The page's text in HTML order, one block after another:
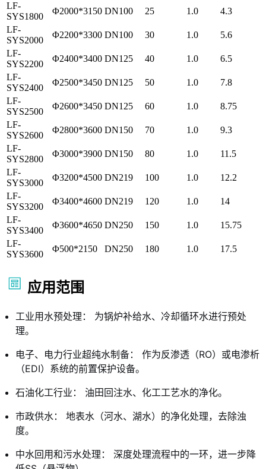
LF-
SYS1800
Φ2000*3150 DN100 25 1.0
4.3
LF-
SYS2000
Φ2200*3300 DN100 30 1.0
5.6
LF-
SYS2200
Φ2400*3400 DN125 40 1.0
6.5
LF-
SYS2400
Φ2500*3450 DN125 50 1.0
7.8
LF-
SYS2500
Φ2600*3450 DN125 60 1.0
8.75
LF-
SYS2600
Φ2800*3600 DN150 70 1.0
9.3
LF-
SYS2800
Φ3000*3900 DN150 80 1.0
11.5
LF-
SYS3000
Φ3200*4500 DN219 100 1.0
12.2
LF-
SYS3200
Φ3400*4600 DN219 120 1.0
14
LF-
SYS3400
Φ3600*4650 DN250 150 1.0
15.75
LF-
SYS3600
Φ500*2150 DN250 180 1.0 17.5
应用范围
工业用水预处理： 为锅炉补给水、冷却循环水进行预处
理。
电子、电力行业超纯水制备： 作为反渗透（RO）或电渗析
（EDI）系统的前置保护设备。
石油化工行业： 油田回注水、化工工艺水的净化。
市政供水： 地表水（河水、湖水）的净化处理，去除浊
度。
中水回用和污水处理： 深度处理流程中的一环，进一步降